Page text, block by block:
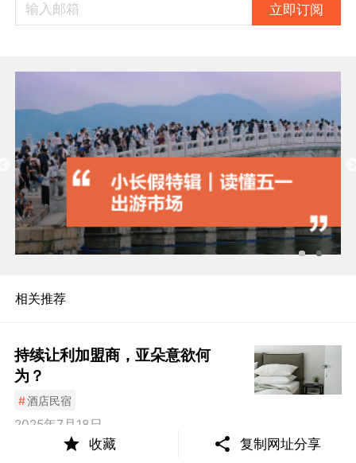
立即订阅
相关推荐
持续让利加盟商，亚朵意欲何
为？
#酒店民宿
2025年7月18日
收藏 复制网址分享